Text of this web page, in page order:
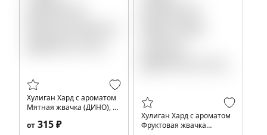
Хулиган Хард с ароматом
Мятная жвачка (ДИНО), 25
от 315 ₽
Хулиган Хард с ароматом
Фруктовая жвачка